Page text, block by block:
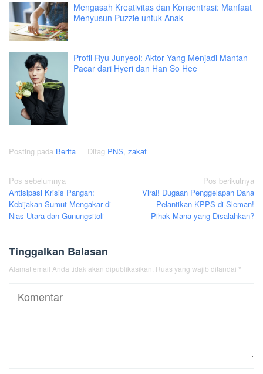
Mengasah Kreativitas dan Konsentrasi: Manfaat
Menyusun Puzzle untuk Anak
Profil Ryu Junyeol: Aktor Yang Menjadi Mantan
Pacar dari Hyeri dan Han So Hee
Posting pada Berita Ditag PNS zakat
Navigasi
pos
Pos sebelumnya
Antisipasi Krisis Pangan:
Kebijakan Sumut Mengakar di
Nias Utara dan Gunungsitoli
Pos berikutnya
Viral! Dugaan Penggelapan Dana
Pelantikan KPPS di Sleman!
Pihak Mana yang Disalahkan?
Tinggalkan Balasan
Alamat email Anda tidak akan dipublikasikan. Ruas yang wajib ditandai *